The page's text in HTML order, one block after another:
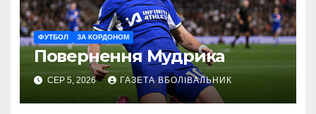
ФУТБОЛ ЗА КОРДОНОМ
Повернення Мудрика
СЕР 5, 2026 ГАЗЕТА ВБОЛІВАЛЬНИК